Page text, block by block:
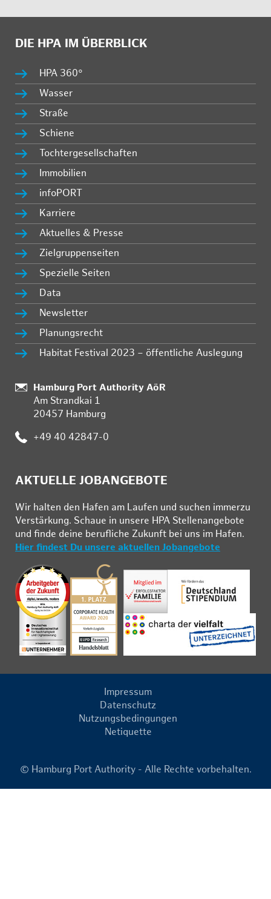
DIE HPA IM ÜBERBLICK
HPA 360°
Wasser
Straße
Schiene
Tochtergesellschaften
Immobilien
infoPORT
Karriere
Aktuelles & Presse
Zielgruppenseiten
Spezielle Seiten
Data
Newsletter
Planungsrecht
Habitat Festival 2023 – öffentliche Auslegung
:
Hamburg Port Authority AöR
Am Strandkai 1
20457 Hamburg
: +49 40 42847-0
AKTUELLE JOBANGEBOTE
Wir hal­ten den Ha­fen am Lau­fen und su­chen im­mer­zu
Ver­stär­kung. Schau­e in un­se­re HPA Stel­len­an­ge­bo­te
und fin­de deine be­ruf­li­che Zu­kunft bei uns im Ha­fen.
Hier findest Du unsere aktuellen Jobangebote
Impressum
Datenschutz
Nutzungsbedingungen
Netiquette
© Hamburg Port Authority - Alle Rechte vorbehalten.